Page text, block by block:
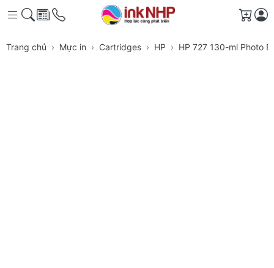
Giỏ
Trang chủ Mực in Cartridges HP HP 727 130-ml Photo